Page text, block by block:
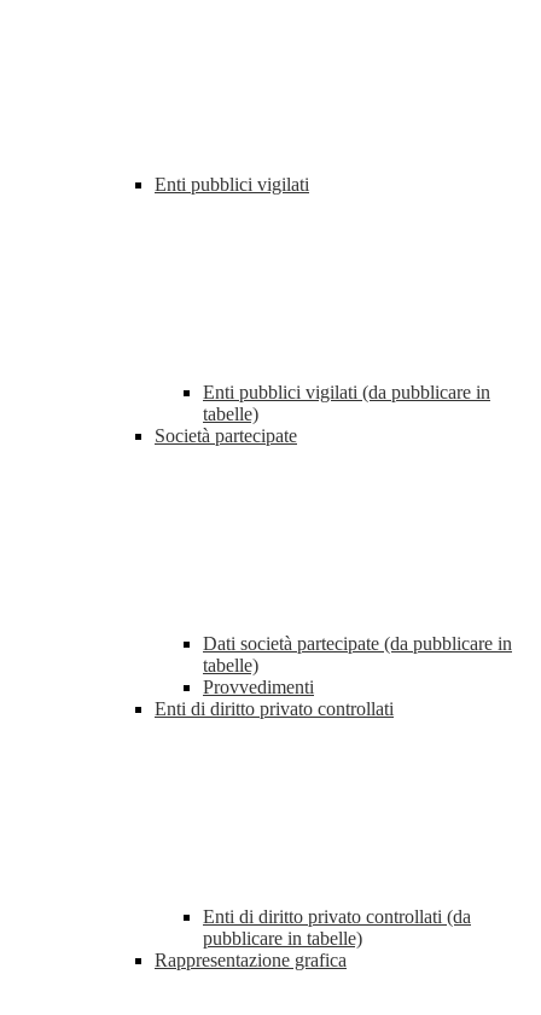
Enti pubblici vigilati
Enti pubblici vigilati (da pubblicare in
tabelle)
Società partecipate
Dati società partecipate (da pubblicare in
tabelle)
Provvedimenti
Enti di diritto privato controllati
Enti di diritto privato controllati (da
pubblicare in tabelle)
Rappresentazione grafica